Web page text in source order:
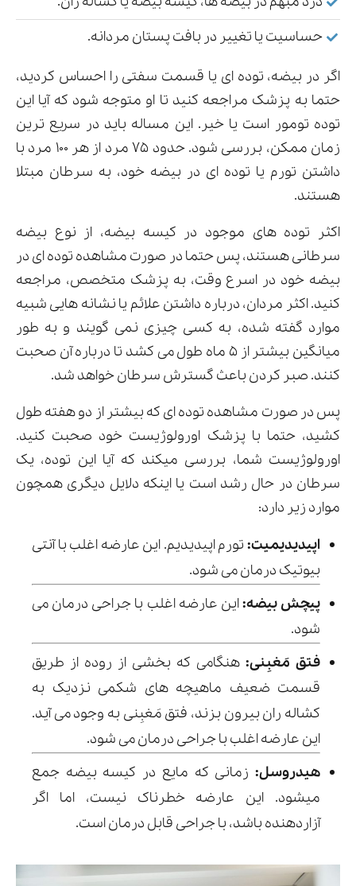
حساسیت یا تغییر در بافت پستان مردانه.
اگر در بیضه، توده ای یا قسمت سفتی را احساس کردید،
حتما به پزشک مراجعه کنید تا او متوجه شود که آیا این
توده تومور است یا خیر. این مساله باید در سریع ترین
زمان ممکن، بررسی شود. حدود ۷۵ مرد از هر ۱۰۰ مرد با
داشتن تورم یا توده ای در بیضه خود، به سرطان مبتلا
هستند.
اکثر توده های موجود در کیسه بیضه، از نوع بیضه
سرطانی هستند، پس حتما در صورت مشاهده توده ای در
بیضه خود در اسرع وقت، به پزشک متخصص، مراجعه
کنید. اکثر مردان، درباره داشتن علائم یا نشانه هایی شبیه
موارد گفته شده، به کسی چیزی نمی گویند و به طور
میانگین بیشتر از ۵ ماه طول می کشد تا درباره آن صحبت
کنند. صبر کردن باعث گسترش سرطان خواهد شد.
پس در صورت مشاهده توده ای که بیشتر از دو هفته طول
کشید، حتما با پزشک اورولوژیست خود صحبت کنید.
اورولوژیست شما، بررسی میکند که آیا این توده، یک
سرطان در حال رشد است یا اینکه دلایل دیگری همچون
موارد زیر دارد:
اپیدیدیمیت: تورم اپیدیدیم. این عارضه اغلب با آنتی
بیوتیک درمان می شود.
پیچش بیضه:این عارضه اغلب با جراحی درمان می
شود.
فتق مَغبِنی: هنگامی که بخشی از روده از طریق
قسمت ضعیف ماهیچه های شکمی نزدیک به
کشاله ران بیرون بزند، فتق مَغبِنی به وجود می آيد.
این عارضه اغلب با جراحی درمان می شود.
هیدروسل: زمانی که مایع در کیسه بیضه جمع
میشود. این عارضه خطرناک نیست، اما اگر
آزاردهنده باشد‌، با جراحی قابل درمان است.